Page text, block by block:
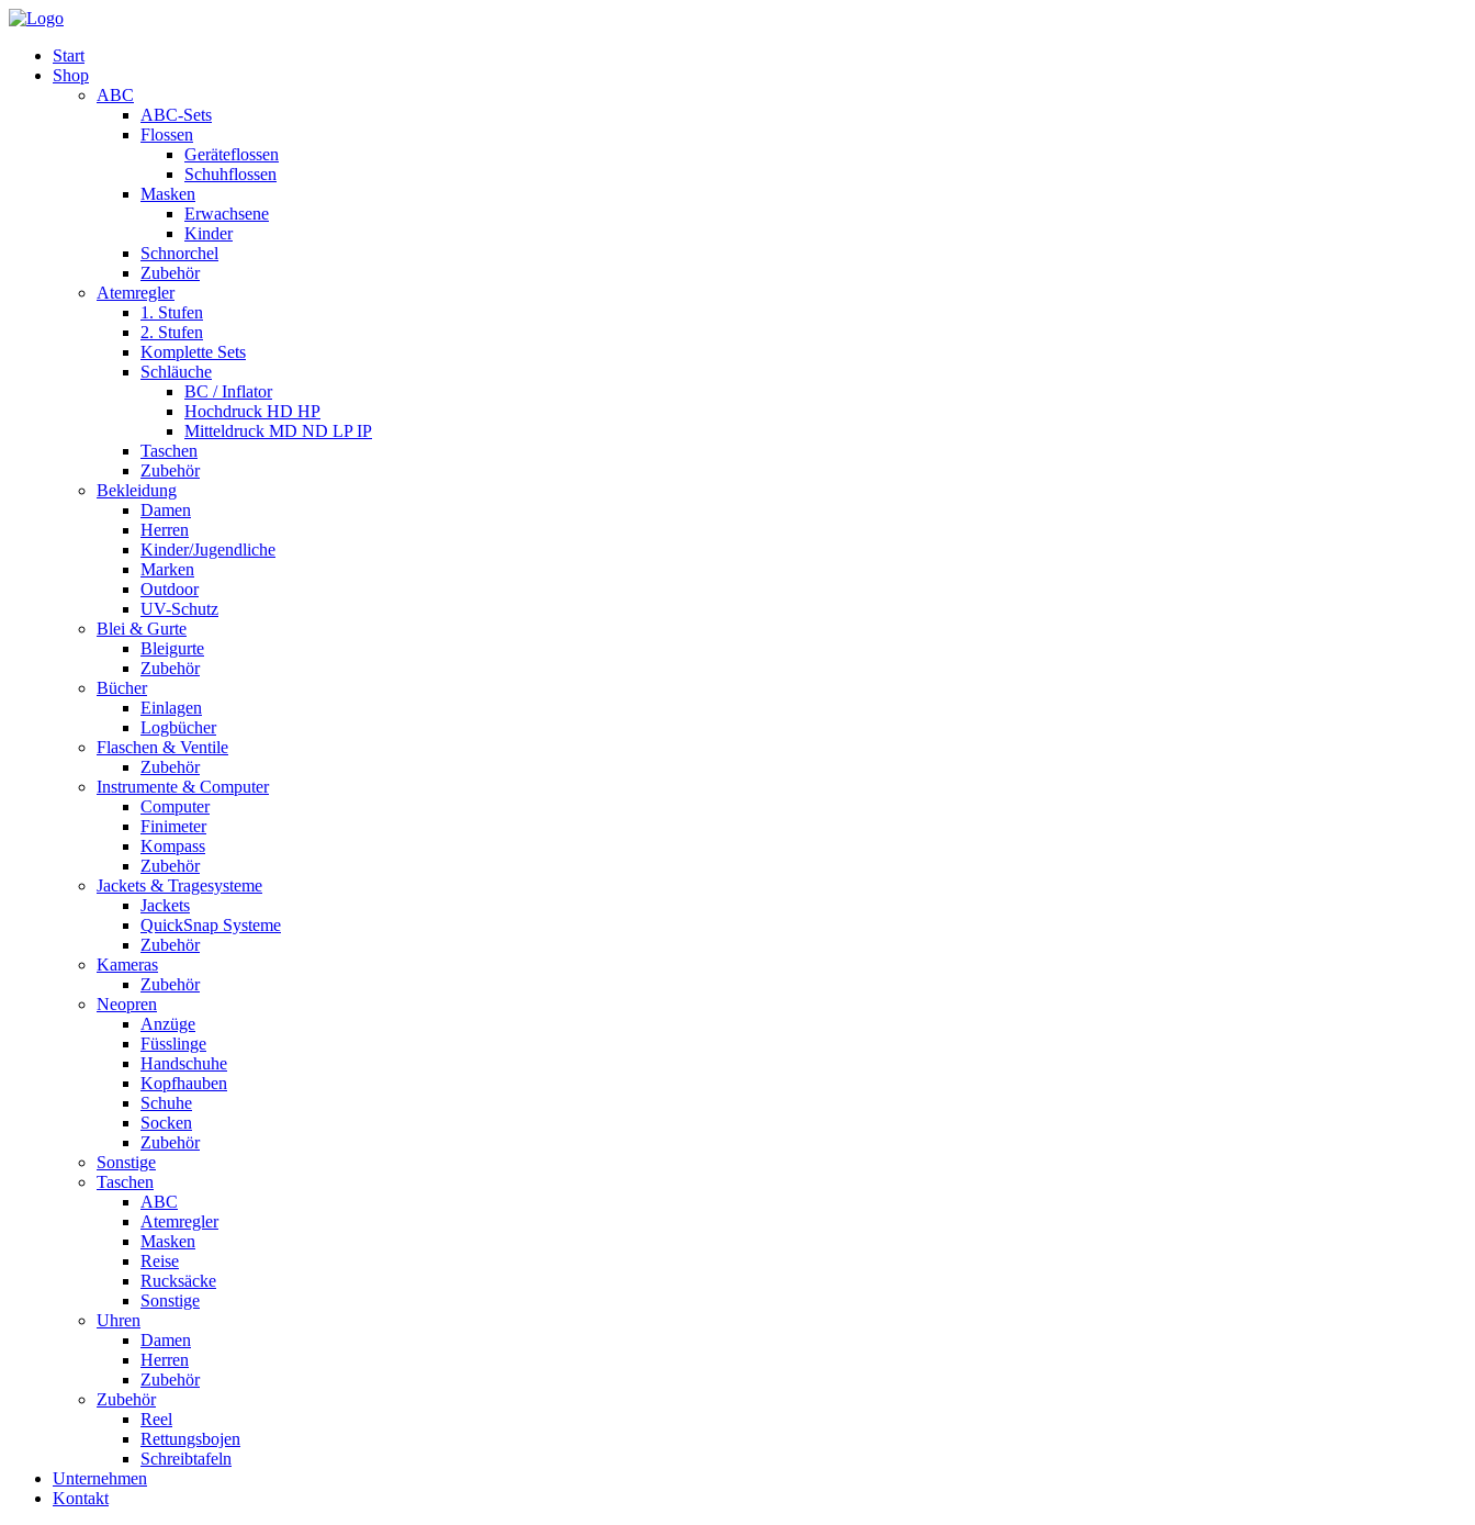
Start
Shop
ABC
ABC-Sets
Flossen
Geräteflossen
Schuhflossen
Masken
Erwachsene
Kinder
Schnorchel
Zubehör
Atemregler
1. Stufen
2. Stufen
Komplette Sets
Schläuche
BC / Inflator
Hochdruck HD HP
Mitteldruck MD ND LP IP
Taschen
Zubehör
Bekleidung
Damen
Herren
Kinder/Jugendliche
Marken
Outdoor
UV-Schutz
Blei & Gurte
Bleigurte
Zubehör
Bücher
Einlagen
Logbücher
Flaschen & Ventile
Zubehör
Instrumente & Computer
Computer
Finimeter
Kompass
Zubehör
Jackets & Tragesysteme
Jackets
QuickSnap Systeme
Zubehör
Kameras
Zubehör
Neopren
Anzüge
Füsslinge
Handschuhe
Kopfhauben
Schuhe
Socken
Zubehör
Sonstige
Taschen
ABC
Atemregler
Masken
Reise
Rucksäcke
Sonstige
Uhren
Damen
Herren
Zubehör
Zubehör
Reel
Rettungsbojen
Schreibtafeln
Unternehmen
Kontakt